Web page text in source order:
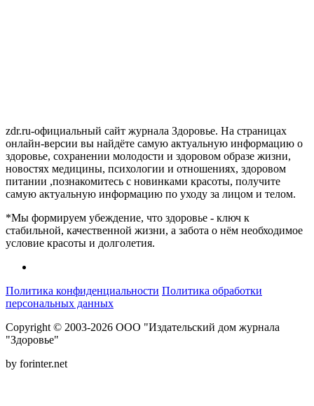
zdr.ru-официальный сайт журнала Здоровье. На страницах
онлайн-версии вы найдёте самую актуальную информацию о
здоровье, сохранении молодости и здоровом образе жизни,
новостях медицины, психологии и отношениях, здоровом
питании ,познакомитесь с новинками красоты, получите
самую актуальную информацию по уходу за лицом и телом.
*Мы формируем убеждение, что здоровье - ключ к
стабильной, качественной жизни, а забота о нём необходимое
условие красоты и долголетия.
Политика конфиденциальности Политика обработки
персональных данных
Copyright © 2003-2026 ООО "Издательский дом журнала
"Здоровье"
by forinter.net